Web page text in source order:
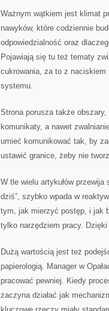
Ważnym wątkiem jest klimat
nawyków, które codziennie
odpowiedzialność oraz
Pojawiają się tu też tematy
cukrowania, za to z
systemu.
Strona porusza także
komunikaty, a nawet
umieć komunikować tak, by
ustawić granice, żeby nie
W tle wielu artykułów
dziś”, szybko wpada w
tym, jak mierzyć postęp, i jak
tylko narzędziem pracy.
Dużą wartością jest też
papierologią. Manager w
pracować pewniej. Kiedy
zaczyna działać jak